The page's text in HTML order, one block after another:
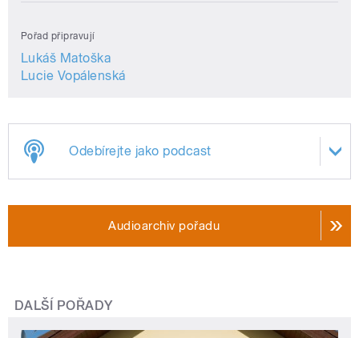
Pořad připravují
Lukáš Matoška
Lucie Vopálenská
Odebírejte jako podcast
Audioarchiv pořadu
DALŠÍ POŘADY